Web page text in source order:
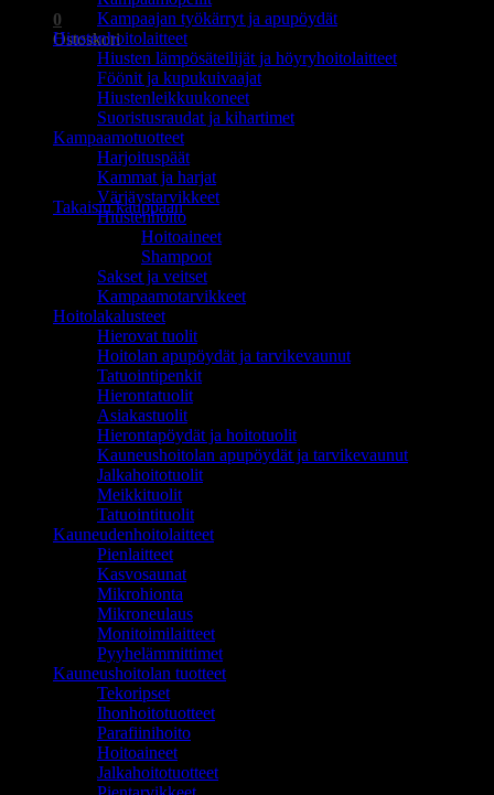
0
Ostoskori
Ostoskori on tyhjä.
Takaisin kauppaan
Kampaajan työkärryt ja apupöydät
Hiustenhoitolaitteet
Hiusten lämpösäteilijät ja höyryhoitolaitteet
Föönit ja kupukuivaajat
Hiustenleikkuukoneet
Suoristusraudat ja kihartimet
Kampaamotuotteet
Harjoituspäät
Kammat ja harjat
Värjäystarvikkeet
Hiustenhoito
Hoitoaineet
Shampoot
Sakset ja veitset
Kampaamotarvikkeet
Hoitolakalusteet
Hierovat tuolit
Hoitolan apupöydät ja tarvikevaunut
Tatuointipenkit
Hierontatuolit
Asiakastuolit
Hierontapöydät ja hoitotuolit
Kauneushoitolan apupöydät ja tarvikevaunut
Jalkahoitotuolit
Meikkituolit
Tatuointituolit
Kauneudenhoitolaitteet
Pienlaitteet
Kasvosaunat
Mikrohionta
Mikroneulaus
Monitoimilaitteet
Pyyhelämmittimet
Kauneushoitolan tuotteet
Tekoripset
Ihonhoitotuotteet
Parafiinihoito
Hoitoaineet
Jalkahoitotuotteet